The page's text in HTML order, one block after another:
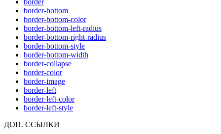
border
border-bottom
border-bottom-color
border-bottom-left-radius
border-bottom-right-radius
border-bottom-style
border-bottom-width
border-collapse
border-color
border-image
border-left
border-left-color
border-left-style
ДОП. ССЫЛКИ